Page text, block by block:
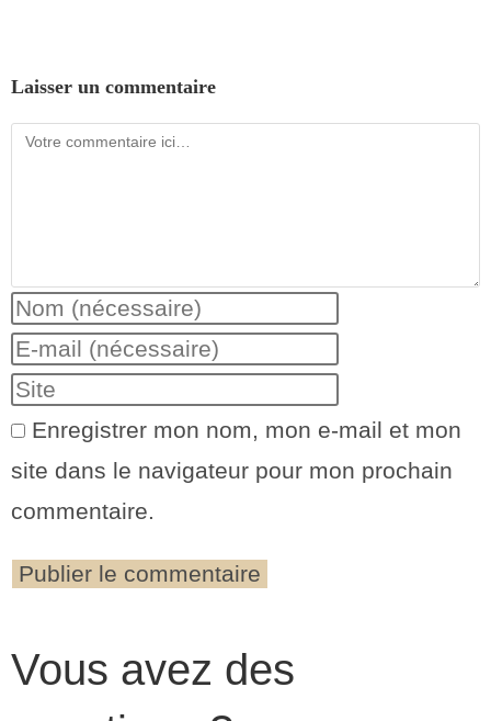
Laisser un commentaire
Enregistrer mon nom, mon e-mail et mon
site dans le navigateur pour mon prochain
commentaire.
Vous avez des